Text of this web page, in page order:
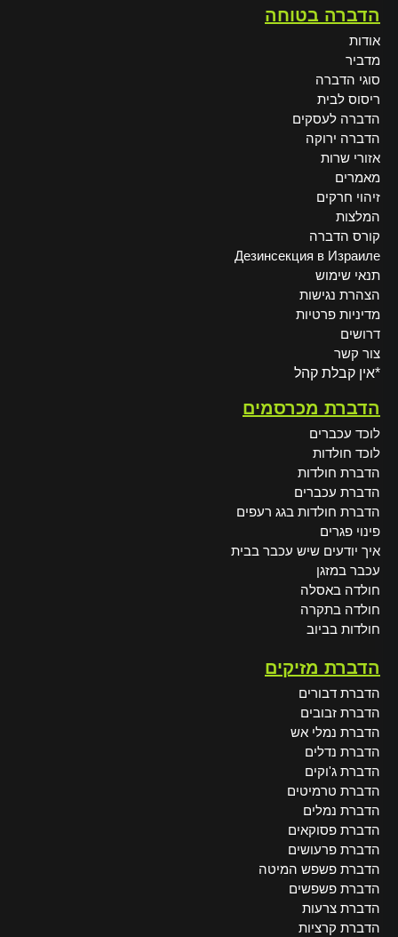
הדברה בטוחה
אודות
מדביר
סוגי הדברה
ריסוס לבית
הדברה לעסקים
הדברה ירוקה
אזורי שרות
מאמרים
זיהוי חרקים
המלצות
קורס הדברה
Дезинсекция в Израиле
תנאי שימוש
הצהרת נגישות
מדיניות פרטיות
דרושים
צור קשר
*אין קבלת קהל
הדברת מכרסמים
לוכד עכברים
לוכד חולדות
הדברת חולדות
הדברת עכברים
הדברת חולדות בגג רעפים
פינוי פגרים
איך יודעים שיש עכבר בבית
עכבר במזגן
חולדה באסלה
חולדה בתקרה
חולדות בביוב
הדברת מזיקים
הדברת דבורים
הדברת זבובים
הדברת נמלי אש
הדברת נדלים
הדברת ג'וקים
הדברת טרמיטים
הדברת נמלים
הדברת פסוקאים
הדברת פרעושים
הדברת פשפש המיטה
הדברת פשפשים
הדברת צרעות
הדברת קרציות